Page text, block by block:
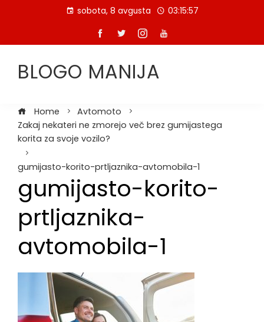
sobota, 8 avgusta 03:15:58
BLOGO MANIJA
Home
Avtomoto
Zakaj nekateri ne zmorejo več brez gumijastega
korita za svoje vozilo?
gumijasto-korito-prtljaznika-avtomobila-1
gumijasto-korito-
prtljaznika-
avtomobila-1